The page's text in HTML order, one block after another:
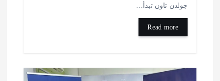
تاون تبدأ…